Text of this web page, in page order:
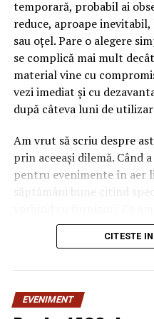
temporară, probabil ai
reduce, aproape
sau oțel. Pare o alegere
se complică mai mult
material vine cu
vezi imediat și cu
după câteva luni de
Am vrut să scriu despre
prin aceeași dilemă. Când
pentru evenimente în aer
săptămâni bune citind
„corect” depinde mult de
pavilionul și de ce
materialului
CITESTE
EVENIMENT